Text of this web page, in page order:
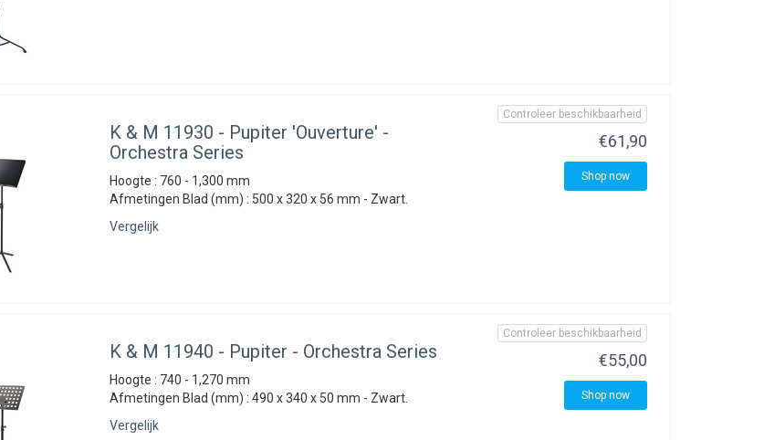
K & M 11930 - Pupiter 'Ouverture' -
Orchestra Series
Hoogte : 760 - 1,300 mm
Afmetingen Blad (mm) : 500 x 320 x 56 mm - Zwart.
Vergelijk
Controleer beschikbaarheid
€61,90
Shop now
K & M 11940 - Pupiter - Orchestra Series
Hoogte : 740 - 1,270 mm
Afmetingen Blad (mm) : 490 x 340 x 50 mm - Zwart.
Vergelijk
Controleer beschikbaarheid
€55,00
Shop now